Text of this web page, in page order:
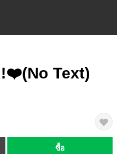
Text)
ซื้อ